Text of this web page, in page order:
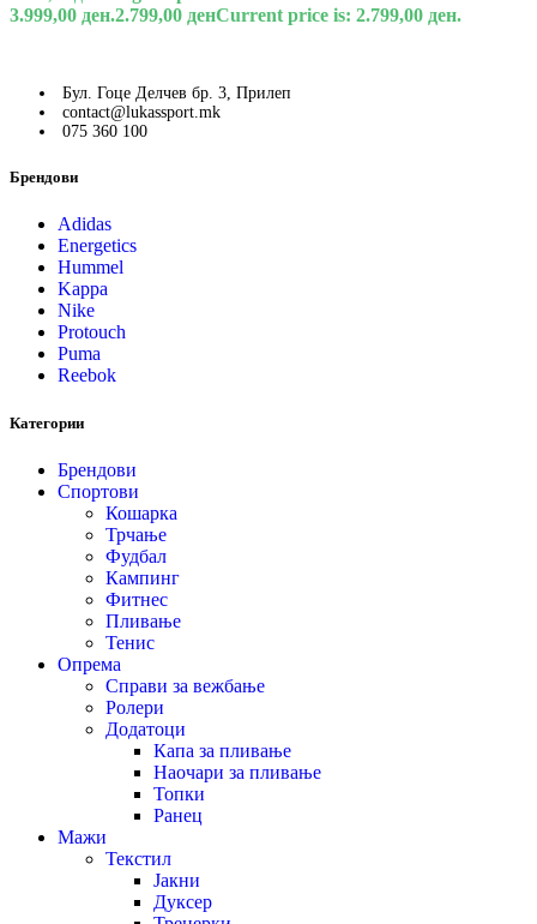
3.999,00 ден.2.799,00 денCurrent price is: 2.799,00 ден.
Бул. Гоце Делчев бр. 3, Прилеп
contact@lukassport.mk
075 360 100
Брендови
Adidas
Energetics
Hummel
Kappa
Nike
Protouch
Puma
Reebok
Категории
Брендови
Спортови
Кошарка
Трчање
Фудбал
Кампинг
Фитнес
Пливање
Тенис
Опрема
Справи за вежбање
Ролери
Додатоци
Капа за пливање
Наочари за пливање
Топки
Ранец
Мажи
Текстил
Јакни
Дуксер